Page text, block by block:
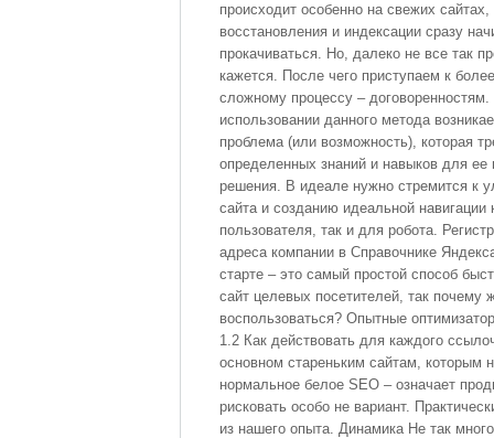
происходит особенно на свежих
восстановления и индексации сразу
прокачиваться. Но, далеко не все так
кажется. После чего приступаем к
сложному процессу –
использовании данного метода
проблема (или возможность), которая
определенных знаний и навыков для ее
решения. В идеале нужно стремится к
сайта и созданию идеальной навигации
пользователя, так и для робота.
адреса компании в Справочнике
старте – это самый простой способ
сайт целевых посетителей, так почему
воспользоваться? Опытные
1.2 Как действовать для каждого
основном стареньким сайтам, которым
нормальное белое SEO – означает
рисковать особо не вариант.
из нашего опыта. Динамика Не так